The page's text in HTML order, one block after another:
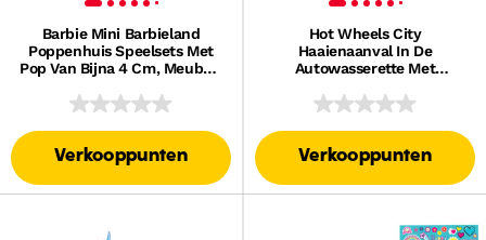
Barbie Mini Barbieland
Poppenhuis Speelsets Met
Pop Van Bijna 4 Cm, Meubels
Kunnen Variëren)
Verkooppunten
Hot Wheels City
Haaienaanval In De
Autowasserette Met
Kleurverrassing Op Een
Verkooppunten